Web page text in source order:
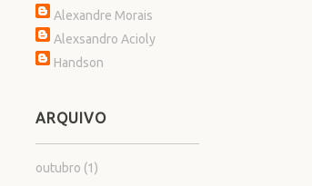
Alexandre Morais
Alexsandro Acioly
Handson
ARQUIVO
outubro (1)